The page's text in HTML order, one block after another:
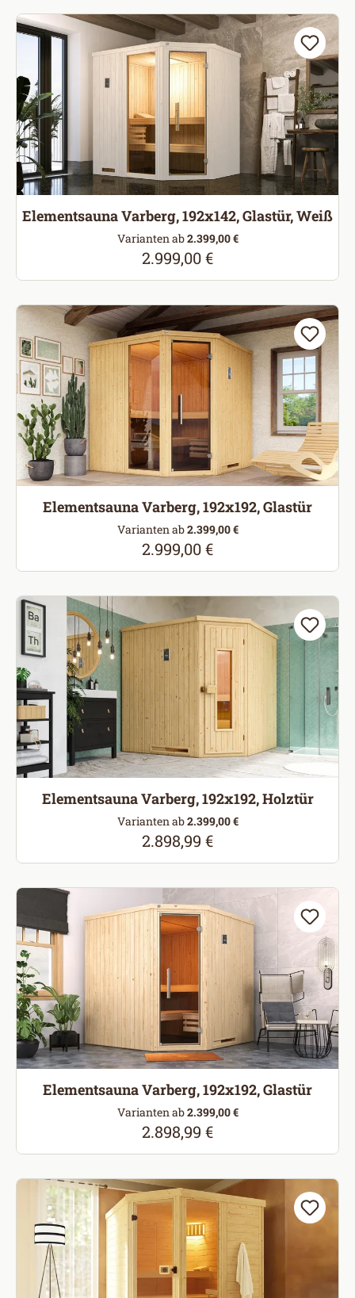
Elementsauna Varberg, 192x142, Glastür, Weiß
Varianten ab2.399,00 €
Regulärer Preis:
2.999,00 €
Elementsauna Varberg, 192x192, Glastür
Varianten ab2.399,00 €
Regulärer Preis:
2.999,00 €
Elementsauna Varberg, 192x192, Holztür
Varianten ab2.399,00 €
Regulärer Preis:
2.898,99 €
Elementsauna Varberg, 192x192, Glastür
Varianten ab2.399,00 €
Regulärer Preis:
2.898,99 €